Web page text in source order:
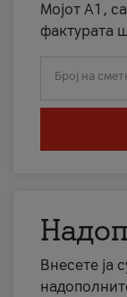
Мојот А1,
фактурата
Број на
Внесете ја